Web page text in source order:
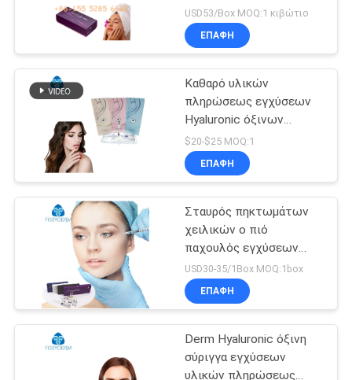
ΕΡΓΟΣΤΆΣΙΟ
ΈΛΕΓΧΟΣ
ΠΟΙΌΤΗΤΑΣ
ΕΠΙΚΟΙΝΩΝΉΣΤΕ
ΜΑΖΊ
ΜΑΣ
ΕΙΔΉΣΕΙΣ
ΥΠΟΘΈΣΕΙΣ
ΖΗΤΉΣΤΕ
το πρόσωπο
USD53/Box MOQ:1 κιβώτιο
ΕΠΑΦΉ
Καθαρό υλικών
πληρώσεως εγχύσεων
Hyaluronic όξινων
πηκτωμάτων εκτάριο
τοξινών Botulium για
την προσοχή ομορφιάς
$20-$25 MOQ:1
ΕΠΑΦΉ
Σταυρός πηκτωμάτων
χειλικών ο πιό
παχουλός εγχύσεων
Hyaluronic όξινος
σύνδεσε το δερμικό
υλικό πληρώσεως 2ml
USD30-35/1Box MOQ:1box
ΕΠΑΦΉ
Derm Hyaluronic όξινη
σύριγγα εγχύσεων
υλικών πληρώσεως